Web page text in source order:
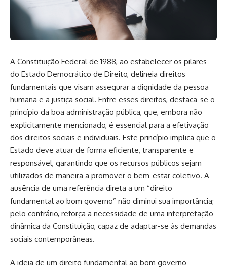
A Constituição Federal de 1988, ao estabelecer os pilares
do Estado Democrático de Direito, delineia direitos
fundamentais que visam assegurar a dignidade da pessoa
humana e a justiça social. Entre esses direitos, destaca-se o
princípio da boa administração pública, que, embora não
explicitamente mencionado, é essencial para a efetivação
dos direitos sociais e individuais. Este princípio implica que o
Estado deve atuar de forma eficiente, transparente e
responsável, garantindo que os recursos públicos sejam
utilizados de maneira a promover o bem-estar coletivo. A
ausência de uma referência direta a um “direito
fundamental ao bom governo” não diminui sua importância;
pelo contrário, reforça a necessidade de uma interpretação
dinâmica da Constituição, capaz de adaptar-se às demandas
sociais contemporâneas.
A ideia de um direito fundamental ao bom governo